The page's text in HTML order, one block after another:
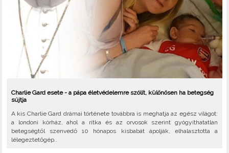
Charlie Gard esete - a pápa életvédelemre szólít, különösen ha betegség
sújtja
A kis Charlie Gard drámai története továbbra is meghatja az egész világot:
a londoni kórház, ahol a ritka és az orvosok szerint gyógyíthatatlan
betegségtől szenvedő 10 hónapos kisbabát ápolják, elhalasztotta a
lélegeztetőgép..